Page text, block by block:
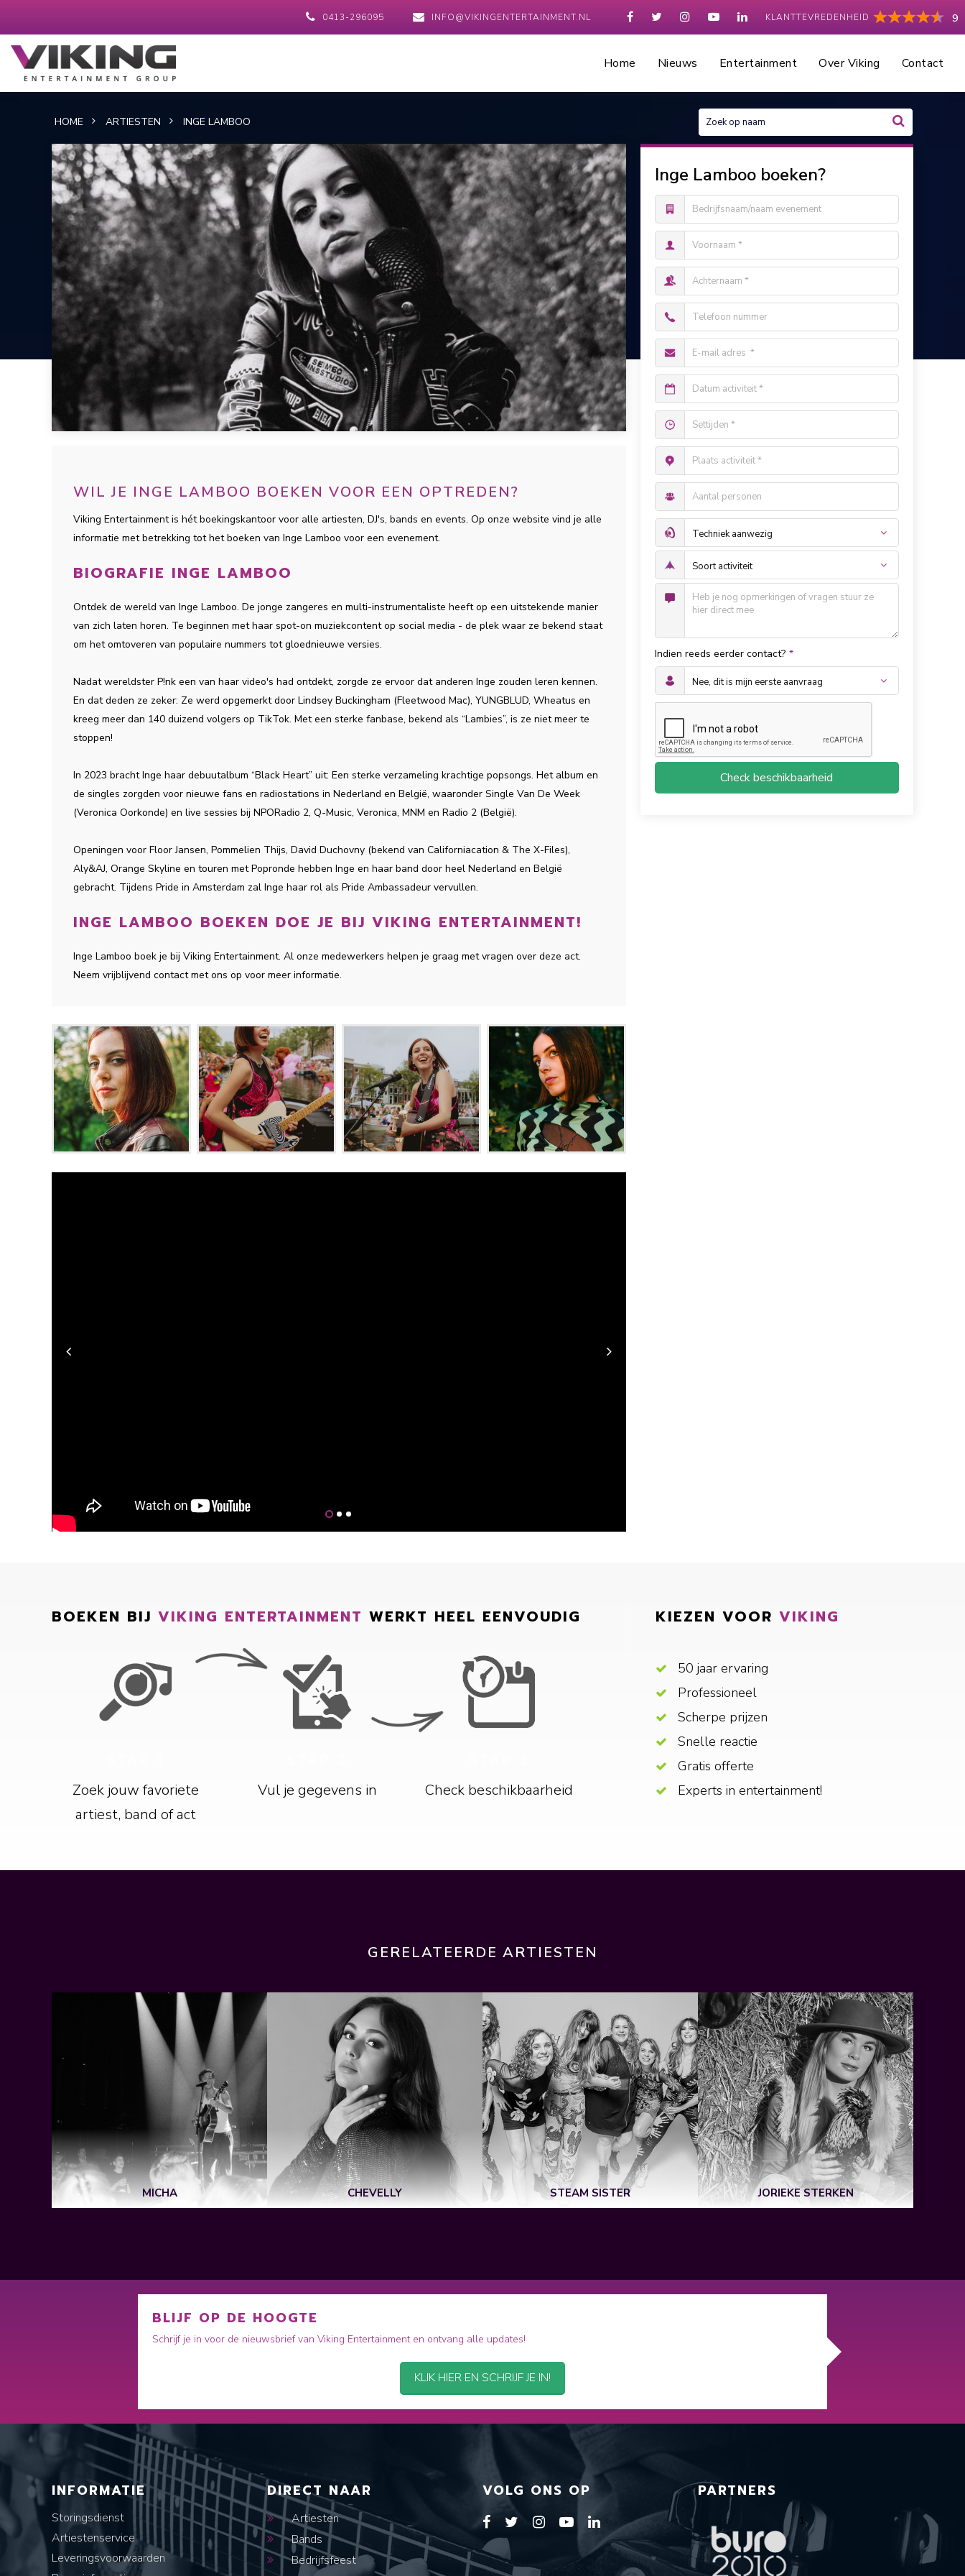
KLANTTEVREDENHEID 9
0413-296095 INFO@VIKINGENTERTAINMENT.NL
Home Nieuws Entertainment Over Viking Contact
HOME ARTIESTEN INGE LAMBOO
WIL JE INGE LAMBOO BOEKEN VOOR EEN OPTREDEN?
Viking Entertainment is hét boekingskantoor voor alle artiesten, DJ's, bands en events. Op onze website vind je alle
informatie met betrekking tot het boeken van Inge Lamboo voor een evenement.
BIOGRAFIE INGE LAMBOO
Ontdek de wereld van Inge Lamboo. De jonge zangeres en multi-instrumentaliste heeft op een uitstekende manier
van zich laten horen. Te beginnen met haar spot-on muziekcontent op social media - de plek waar ze bekend staat
om het omtoveren van populaire nummers tot gloednieuwe versies.
Nadat wereldster P!nk een van haar video's had ontdekt, zorgde ze ervoor dat anderen Inge zouden leren kennen.
En dat deden ze zeker: Ze werd opgemerkt door Lindsey Buckingham (Fleetwood Mac), YUNGBLUD, Wheatus en
kreeg meer dan 140 duizend volgers op TikTok. Met een sterke fanbase, bekend als “Lambies”, is ze niet meer te
stoppen!
In 2023 bracht Inge haar debuutalbum “Black Heart” uit: Een sterke verzameling krachtige popsongs. Het album en
de singles zorgden voor nieuwe fans en radiostations in Nederland en België, waaronder Single Van De Week
(Veronica Oorkonde) en live sessies bij NPORadio 2, Q-Music, Veronica, MNM en Radio 2 (België).
Openingen voor Floor Jansen, Pommelien Thijs, David Duchovny (bekend van Californiacation & The X-Files),
Aly&AJ, Orange Skyline en touren met Popronde hebben Inge en haar band door heel Nederland en België
gebracht. Tijdens Pride in Amsterdam zal Inge haar rol als Pride Ambassadeur vervullen.
INGE LAMBOO BOEKEN DOE JE BIJ VIKING ENTERTAINMENT!
Inge Lamboo boek je bij Viking Entertainment. Al onze medewerkers helpen je graag met vragen over deze act.
Neem vrijblijvend contact met ons op voor meer informatie.
Inge Lamboo boeken?
Indien reeds eerder contact? *
Check beschikbaarheid
BOEKEN BIJ VIKING ENTERTAINMENT WERKT HEEL EENVOUDIG
Zoek jouw favoriete
artiest, band of act
Vul je gegevens in Check beschikbaarheid
KIEZEN VOOR VIKING
50 jaar ervaring
Professioneel
Scherpe prijzen
Snelle reactie
Gratis offerte
Experts in entertainment!
GERELATEERDE ARTIESTEN
MICHA CHEVELLY STEAM SISTER JORIEKE STERKEN
BLIJF OP DE HOOGTE
Schrijf je in voor de nieuwsbrief van Viking Entertainment en ontvang alle updates!
KLIK HIER EN SCHRIJF JE IN!
INFORMATIE
Storingsdienst
Artiestenservice
Leveringsvoorwaarden
DIRECT NAAR
Artiesten
Bands
Bedrijfsfeest
VOLG ONS OP PARTNERS
1